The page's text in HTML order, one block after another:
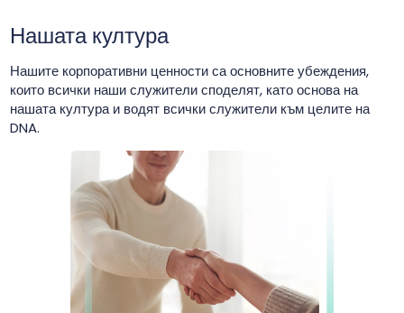
Нашата култура
Нашите корпоративни ценности са основните убеждения,
които всички наши служители споделят, като основа на
нашата култура и водят всички служители към целите на
DNA.